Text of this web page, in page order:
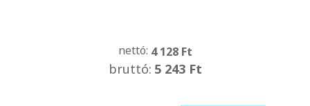
nettó: 4 128 Ft
bruttó: 5 243 Ft